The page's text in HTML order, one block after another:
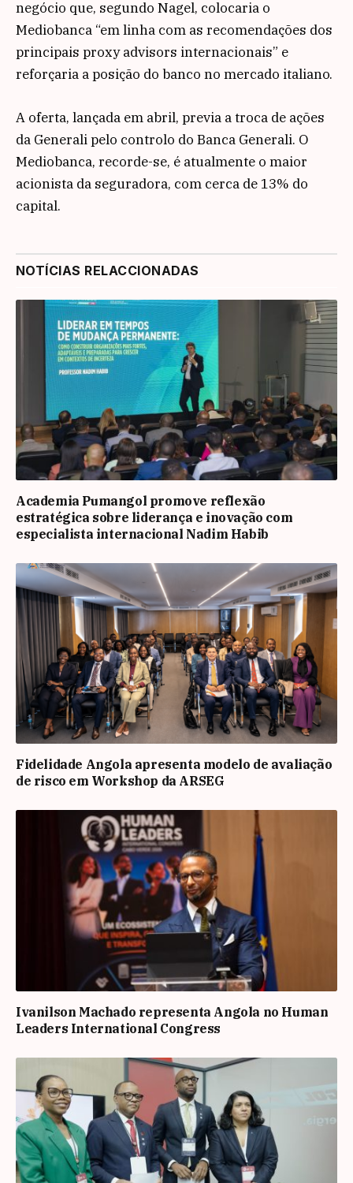
negócio que, segundo Nagel, colocaria o
Mediobanca “em linha com as recomendações dos
principais proxy advisors internacionais” e
reforçaria a posição do banco no mercado italiano.
A oferta, lançada em abril, previa a troca de ações
da Generali pelo controlo do Banca Generali. O
Mediobanca, recorde-se, é atualmente o maior
acionista da seguradora, com cerca de 13% do
capital.
NOTÍCIAS RELACCIONADAS
Academia Pumangol promove reflexão
estratégica sobre liderança e inovação com
especialista internacional Nadim Habib
Fidelidade Angola apresenta modelo de avaliação
de risco em Workshop da ARSEG
Ivanilson Machado representa Angola no Human
Leaders International Congress